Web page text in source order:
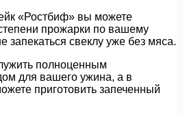
«Ростбиф» вы можете
прожарки по вашему
запекаться свеклу уже без мяса.
полноценным
для вашего ужина, а в
приготовить запеченный